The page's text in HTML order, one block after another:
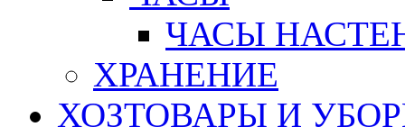
ЧАСЫ
ХРАНЕНИЕ
ХОЗТОВАРЫ И